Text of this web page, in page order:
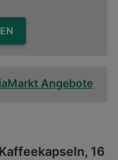
Angebote
16